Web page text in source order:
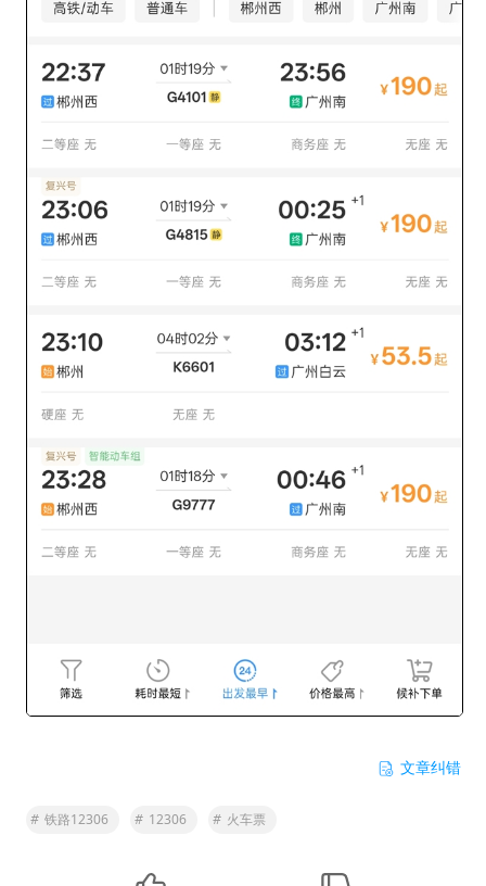
文章纠错
# 铁路12306 # 12306 # 火车票